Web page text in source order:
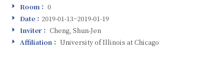
Room
Room： 0
Visiting
Date： 2019-01-13~2019-01-19
Inviter
Inviter： Cheng, Shun-Jen
Affiliation
Affiliation： University of Illinois at Chicago